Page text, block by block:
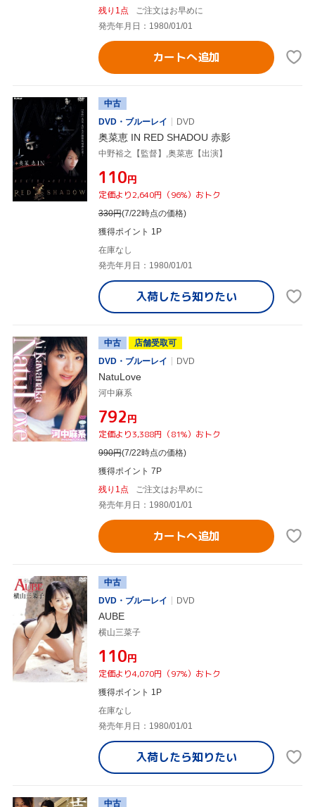
残り1点
ご注文はお早めに
発売年月日：1980/01/01
カートへ追加
中古
DVD・ブルーレイ
DVD
奥菜恵 IN RED SHADOU 赤影
中野裕之【監督】,奥菜恵【出演】
¥110円
定価より2,640円（96%）おトク
330円(7/22時点の価格)
獲得ポイント 1P
在庫なし
発売年月日：1980/01/01
入荷したら知りたい
中古
店舗受取可
DVD・ブルーレイ
DVD
NatuLove
河中麻系
¥792円
定価より3,388円（81%）おトク
990円(7/22時点の価格)
獲得ポイント 7P
残り1点
ご注文はお早めに
発売年月日：1980/01/01
カートへ追加
中古
DVD・ブルーレイ
DVD
AUBE
横山三菜子
¥110円
定価より4,070円（97%）おトク
獲得ポイント 1P
在庫なし
発売年月日：1980/01/01
入荷したら知りたい
中古